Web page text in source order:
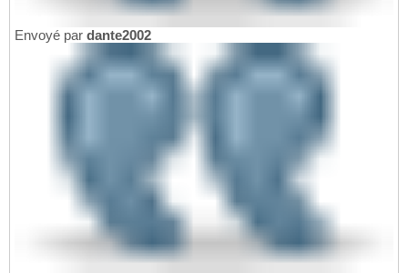
Envoyé par dante2002